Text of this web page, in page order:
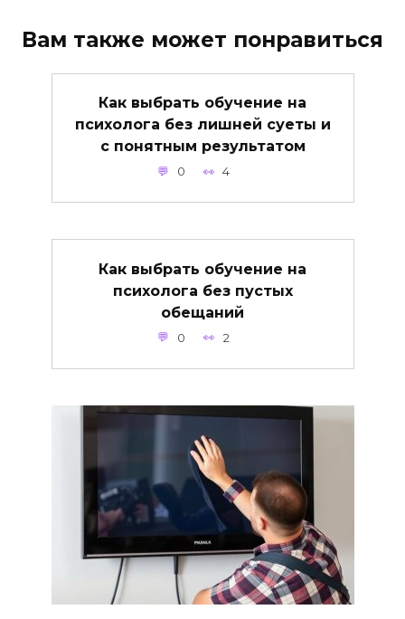
Вам также может понравиться
Как выбрать обучение на
психолога без лишней суеты и
с понятным результатом
0 4
Как выбрать обучение на
психолога без пустых
обещаний
0 2